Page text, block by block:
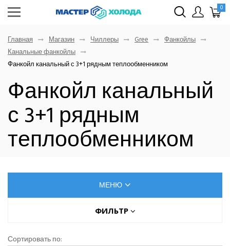
0
Главная Магазин Чиллеры Gree
Фанкойлы
Канальные фанкойлы
Фанкойл канальный с 3+1 рядным теплообменником
Фанкойл канальный
с 3+1 рядным
теплообменником
МЕНЮ
ОСУШИТЕЛИ ВОЗДУХА
ФИЛЬТР
Сортировать по: